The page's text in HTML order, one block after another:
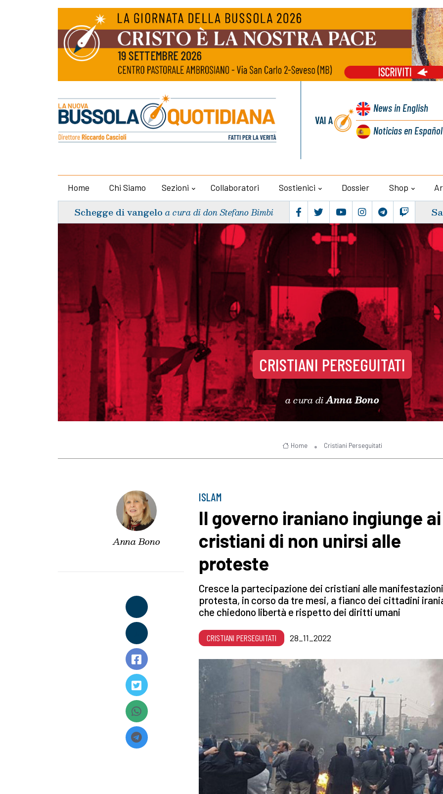
VAI A
Newsin English
Noticiasen Español
Home Chi Siamo Sezioni Collaboratori Sostienici Dossier Shop
Schegge di vangelo a cura di don Stefano Bimbi
CRISTIANI PERSEGUITATI
a cura diAnna Bono
Home Cristiani Perseguitati
Anna Bono
ISLAM
Il governo iraniano ingiunge ai
cristiani di non unirsi alle
proteste
Cresce la partecipazione dei cristiani alle
protesta, in corso da tre mesi, a fianco dei cittadini
che chiedono libertà e rispetto dei diritti umani
CRISTIANI PERSEGUITATI 28_11_2022